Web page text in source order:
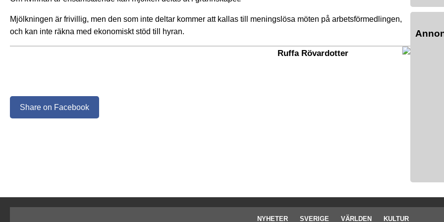
Mjölkningen är frivillig, men den som inte deltar kommer att kallas till meningslösa möten på arbetsförmedlingen,
och kan inte räkna med ekonomiskt stöd till hyran.
Ruffa Rövardotter
Share on Facebook
NYHETER SVERIGE VÄRLDEN KULTUR